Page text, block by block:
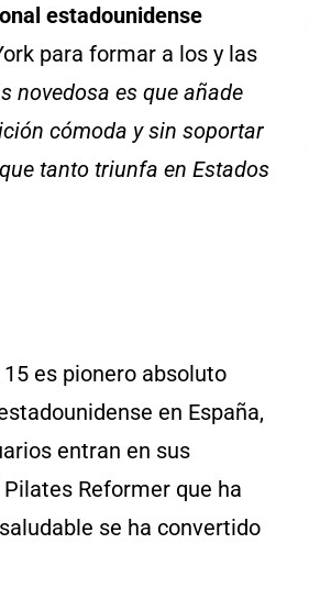
estadounidense
para formar a los y las
novedosa es que añade
cómoda y sin soportar
tanto triunfa en Estados
es pionero absoluto
en España,
entran en sus
Reformer que ha
se ha convertido